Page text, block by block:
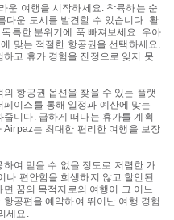
운 여행을 시작하세요. 착륙하는 순
다운 도시를 발견할 수 있습니다. 활
특한 분위기에 푹 빠져보세요. 우아
맞는 적절한 항공권을 선택하세요.
고 휴가 경험을 진정으로 잊지 못
항공권 옵션을 찾을 수 있는 플랫
이스를 통해 일정과 예산에 맞는
니다. 급하게 떠나는 휴가를 계획
는 최대한 편리한 여행을 보장
여 믿을 수 없을 정도로 저렴한 가
나 편안함을 희생하지 않고 할인된
꿈의 목적지로의 여행이 그 어느
공편을 예약하여 뛰어난 여행 경험
세요.